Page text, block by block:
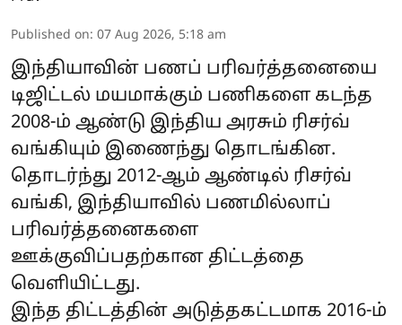
Published on: 07 Aug 2026, 5:18 am
இந்தியாவின் பணப் பரிவர்த்தனையை
டிஜிட்டல் மயமாக்கும் பணிகளை கடந்த
2008-ம் ஆண்டு இந்திய அரசும் ரிசர்வ்
வங்கியும் இணைந்து தொடங்கின.
தொடர்ந்து 2012-ஆம் ஆண்டில் ரிசர்வ்
வங்கி, இந்தியாவில் பணமில்லாப்
பரிவர்த்தனைகளை
ஊக்குவிப்பதற்கான திட்டத்தை
வெளியிட்டது.
இந்த திட்டத்தின் அடுத்தகட்டமாக 2016-ம்